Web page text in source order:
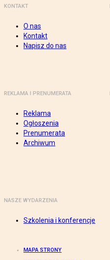
KONTAKT
O nas
Kontakt
Napisz do nas
REKLAMA I PRENUMERATA
Reklama
Ogłoszenia
Prenumerata
Archiwum
NASZE WYDARZENIA
Szkolenia i konferencje
MAPA STRONY